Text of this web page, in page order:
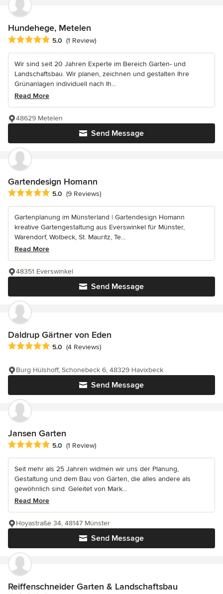
Hundehege, Metelen
Average rating: 5 out of 5 stars
5.0 (1 Review)
Wir sind seit 20 Jahren Experte im Bereich Garten- und
Landschaftsbau. Wir planen, zeichnen und gestalten Ihre
Grünanlagen individuell nach Ih...
Read More
Send Message
48629 Metelen
Gartendesign Homann
Average rating: 5 out of 5 stars
5.0 (9 Reviews)
Gartenplanung im Münsterland | Gartendesign Homann
kreative Gartengestaltung aus Everswinkel für Münster,
Warendorf, Wolbeck, St. Mauritz, Te...
Read More
Send Message
48351 Everswinkel
Daldrup Gärtner von Eden
Average rating: 5 out of 5 stars
5.0 (4 Reviews)
Send Message
Burg Hülshoff, Schonebeck 6, 48329 Havixbeck
Jansen Garten
Average rating: 5 out of 5 stars
5.0 (1 Review)
Seit mehr als 25 Jahren widmen wir uns der Planung,
Gestaltung und dem Bau von Gärten, die alles andere als
gewöhnlich sind. Geleitet von Mark...
Read More
Send Message
Hoyastraße 34, 48147 Münster
Reiffenschneider Garten & Landschaftsbau